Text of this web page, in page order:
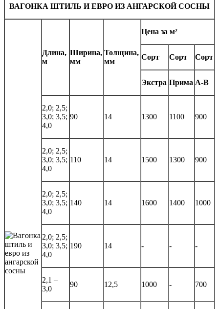
ВАГОНКА ШТИЛЬ И ЕВРО ИЗ АНГАРСКОЙ СОСНЫ
Длина,
м
Ширина,
мм
Толщина,
мм
Цена за м²
Сорт Сорт Сорт
Экстра Прима А-В
2,0; 2,5;
3,0; 3,5;
4,0
90 14 1300 1100 900
2,0; 2,5;
3,0; 3,5;
4,0
110 14 1500 1300 900
2,0; 2,5;
3,0; 3,5;
4,0
140 14 1600 1400 1000
2,0; 2,5;
3,0; 3,5;
4,0
190 14 - - -
2,1 –
3,0
90 12,5 1000 - 700